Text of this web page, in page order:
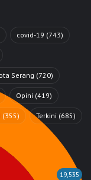
covid-19 (743)
Serang (720)
Opini (419)
(355) Terkini (685)
19,535